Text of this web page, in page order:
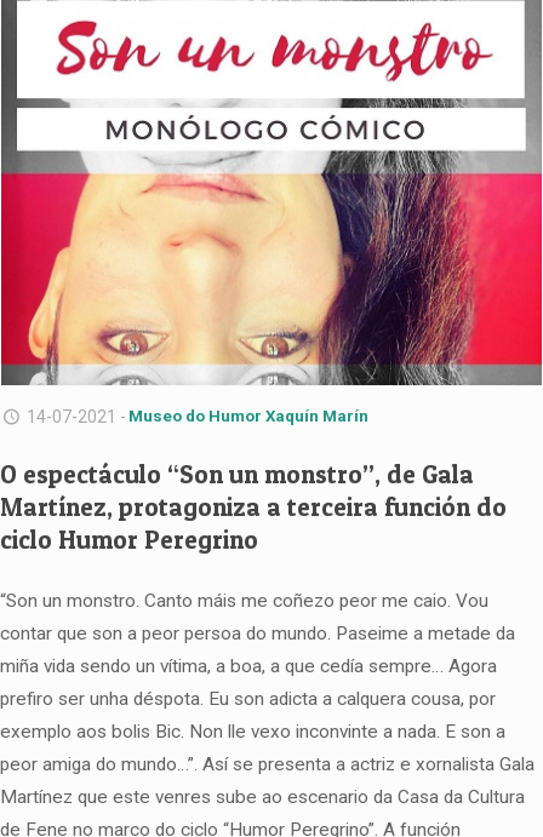
14-07-2021 - Museo do Humor Xaquín Marín
O espectáculo “Son un monstro”, de Gala
Martínez, protagoniza a terceira función do
ciclo Humor Peregrino
“Son un monstro. Canto máis me coñezo peor me caio. Vou
contar que son a peor persoa do mundo. Paseime a metade da
miña vida sendo un vítima, a boa, a que cedía sempre… Agora
prefiro ser unha déspota. Eu son adicta a calquera cousa, por
exemplo aos bolis Bic. Non lle vexo inconvinte a nada. E son a
peor amiga do mundo…”. Así se presenta a actriz e xornalista Gala
Martínez que este venres sube ao escenario da Casa da Cultura
de Fene no marco do ciclo “Humor Peregrino”. A función